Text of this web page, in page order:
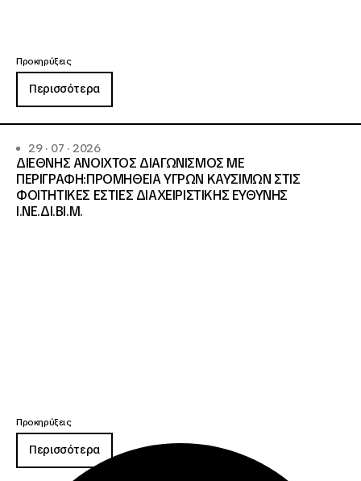
Προκηρύξεις
Περισσότερα
29 · 07 · 2026
ΔΙΕΘΝΗΣ ΑΝΟΙΧΤΟΣ ΔΙΑΓΩΝΙΣΜΟΣ ΜΕ
ΠΕΡΙΓΡΑΦΗ:ΠΡΟΜΗΘΕΙΑ ΥΓΡΩΝ ΚΑΥΣΙΜΩΝ ΣΤΙΣ
ΦΟΙΤΗΤΙΚΕΣ ΕΣΤΙΕΣ ΔΙΑΧΕΙΡΙΣΤΙΚΗΣ ΕΥΘΥΝΗΣ
Ι.ΝΕ.ΔΙ.ΒΙ.Μ.
Προκηρύξεις
Περισσότερα